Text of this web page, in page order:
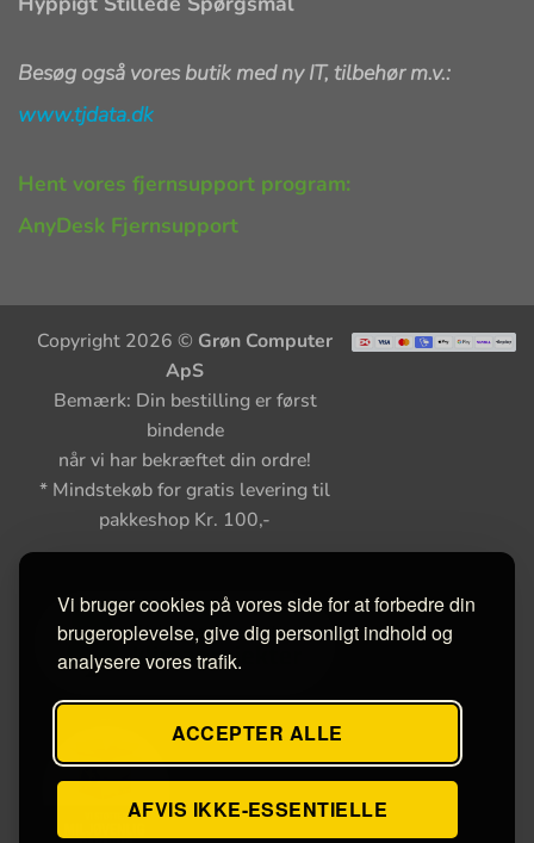
Vi bruger cookies på vores side for at forbedre din
brugeroplevelse, give dig personligt indhold og
analysere vores trafik.
ACCEPTER ALLE
AFVIS IKKE-ESSENTIELLE
Besøg også vores butik med ny IT, tilbehør m.v.:
www.tjdata.dk
Hent vores fjernsupport program:
AnyDesk Fjernsupport
Copyright 2026 © Grøn Computer
ApS
Bemærk: Din bestilling er først
bindende
når vi har bekræftet din ordre!
* Mindstekøb for gratis levering til
pakkeshop Kr. 100,-